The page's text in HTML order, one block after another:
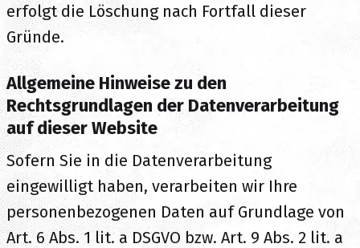
erfolgt die Löschung nach Fortfall dieser
Gründe.
Allgemeine Hinweise zu den
Rechtsgrundlagen der Datenverarbeitung
auf dieser Website
Sofern Sie in die Datenverarbeitung
eingewilligt haben, verarbeiten wir Ihre
personenbezogenen Daten auf Grundlage von
Art. 6 Abs. 1 lit. a DSGVO bzw. Art. 9 Abs. 2 lit. a